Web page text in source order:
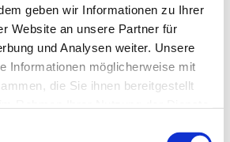
geben wir Informationen zu Ihrer
Website an unsere Partner für
und Analysen weiter. Unsere
Informationen möglicherweise mit
die Sie ihnen bereitgestellt